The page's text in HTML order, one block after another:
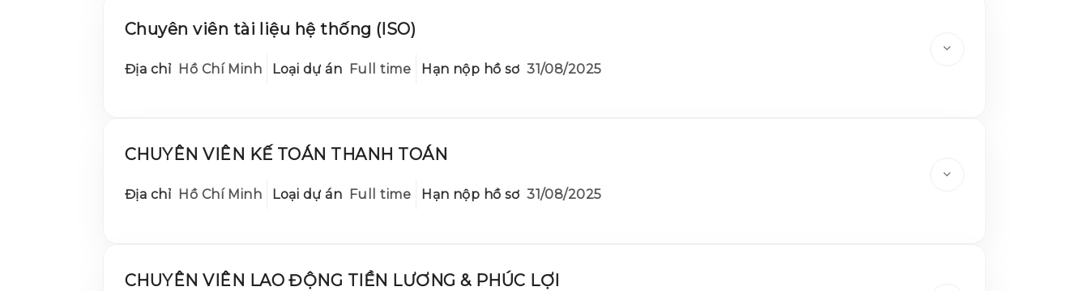
Chuyên viên tài liệu hệ thống (ISO)
Địa chỉ Hồ Chí Minh Loại dự ánFull time Hạn nộp hồ sơ 31/08/2025
CHUYÊN VIÊN KẾ TOÁN THANH TOÁN
Địa chỉ Hồ Chí Minh Loại dự ánFull time Hạn nộp hồ sơ 31/08/2025
CHUYÊN VIÊN LAO ĐỘNG TIỀN LƯƠNG & PHÚC LỢI